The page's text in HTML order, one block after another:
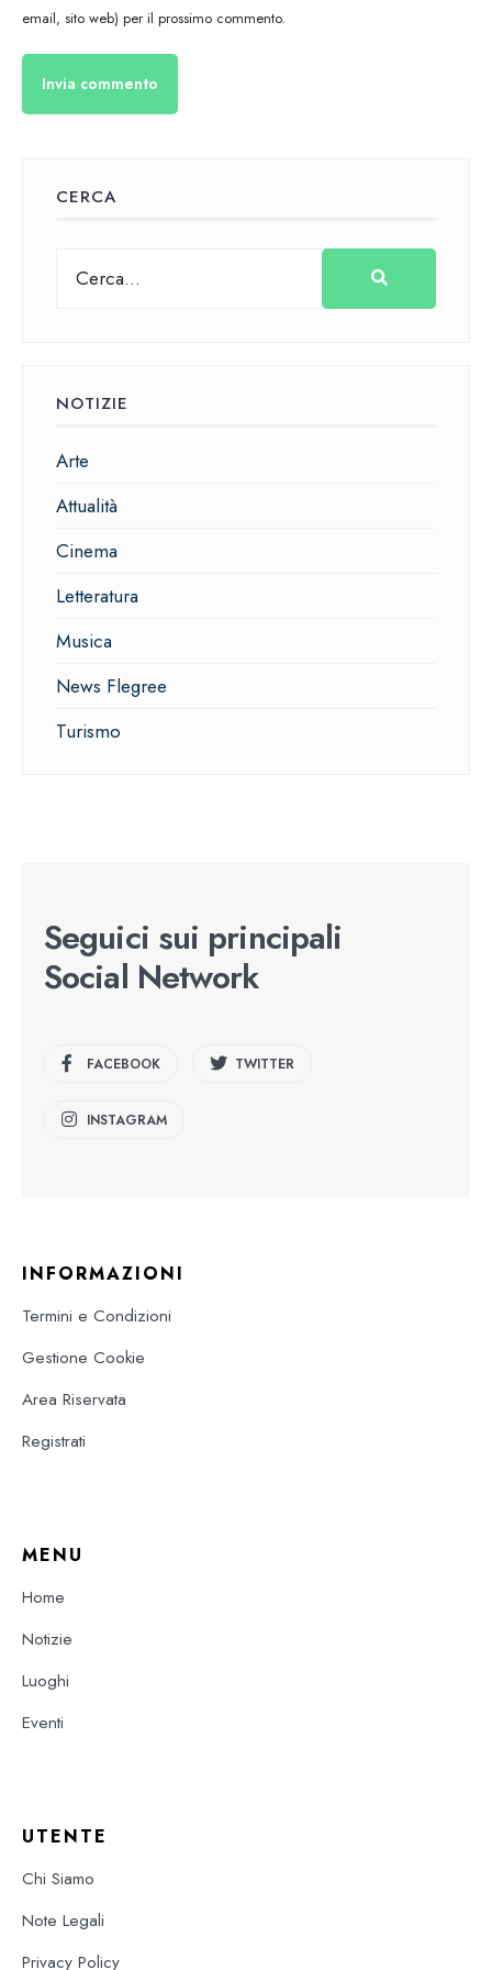
email, sito web) per il prossimo commento.
CERCA
NOTIZIE
Arte
Attualità
Cinema
Letteratura
Musica
News Flegree
Turismo
Seguici sui principali
Social Network
FACEBOOK TWITTER
INSTAGRAM
INFORMAZIONI
Termini e Condizioni
Gestione Cookie
Area Riservata
Registrati
MENU
Home
Notizie
Luoghi
Eventi
UTENTE
Chi Siamo
Note Legali
Privacy Policy